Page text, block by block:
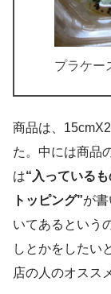
プラケー
商品は、
た。中には商品
は“入っているも
トッピング”が
いてあるという
しとかをしたい
店の人のオスス